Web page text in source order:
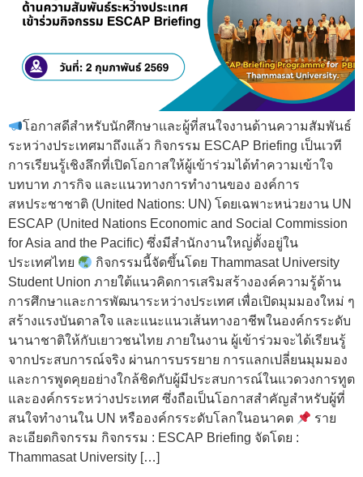
โอกาสดีสำหรับนักศึกษาและผู้ที่สนใจงานด้านความสัมพันธ์
ระหว่างประเทศมาถึงแล้ว กิจกรรม ESCAP Briefing เป็นเวที
การเรียนรู้เชิงลึกที่เปิดโอกาสให้ผู้เข้าร่วมได้ทำความเข้าใจ
บทบาท ภารกิจ และแนวทางการทำงานของ องค์การ
สหประชาชาติ (United Nations: UN) โดยเฉพาะหน่วยงาน UN
ESCAP (United Nations Economic and Social Commission
for Asia and the Pacific) ซึ่งมีสำนักงานใหญ่ตั้งอยู่ใน
ประเทศไทย
กิจกรรมนี้จัดขึ้นโดย Thammasat University
Student Union ภายใต้แนวคิดการเสริมสร้างองค์ความรู้ด้าน
การศึกษาและการพัฒนาระหว่างประเทศ เพื่อเปิดมุมมองใหม่ ๆ
สร้างแรงบันดาลใจ และแนะแนวเส้นทางอาชีพในองค์กรระดับ
นานาชาติให้กับเยาวชนไทย ภายในงาน ผู้เข้าร่วมจะได้เรียนรู้
จากประสบการณ์จริง ผ่านการบรรยาย การแลกเปลี่ยนมุมมอง
และการพูดคุยอย่างใกล้ชิดกับผู้มีประสบการณ์ในแวดวงการทูต
และองค์กรระหว่างประเทศ ซึ่งถือเป็นโอกาสสำคัญสำหรับผู้ที่
สนใจทำงานใน UN หรือองค์กรระดับโลกในอนาคต
ราย
ละเอียดกิจกรรม กิจกรรม : ESCAP Briefing จัดโดย :
Thammasat University […]